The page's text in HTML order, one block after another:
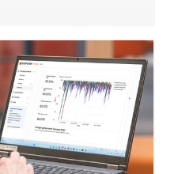
asiantuntijaelin
Alvar Aallon
kokonaisuutta
Seuraavaksi
joka
heinäkuun lopussa.
hyväksyntä olisi Aalto